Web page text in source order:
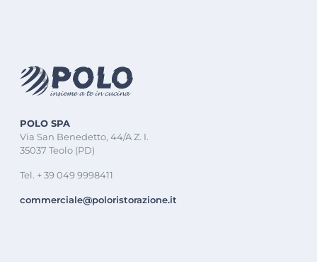
POLO SPA
Via San Benedetto, 44/A Z. I.
35037 Teolo (PD)
Tel. + 39 049 9998411
commerciale@poloristorazione.it